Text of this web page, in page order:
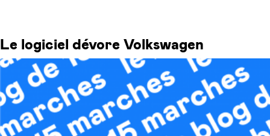
Le logiciel dévore Volkswagen